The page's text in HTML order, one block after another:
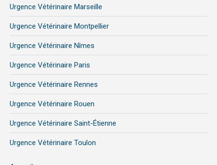
Urgence Vétérinaire Marseille
Urgence Vétérinaire Montpellier
Urgence Vétérinaire Nîmes
Urgence Vétérinaire Paris
Urgence Vétérinaire Rennes
Urgence Vétérinaire Rouen
Urgence Vétérinaire Saint-Étienne
Urgence Vétérinaire Toulon